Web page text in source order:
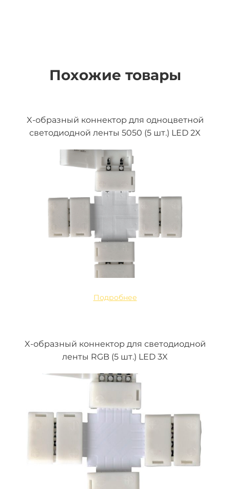
Похожие товары
X-образный коннектор для одноцветной
светодиодной ленты 5050 (5 шт.) LED 2X
Подробнее
X-образный коннектор для светодиодной
ленты RGB (5 шт.) LED 3X